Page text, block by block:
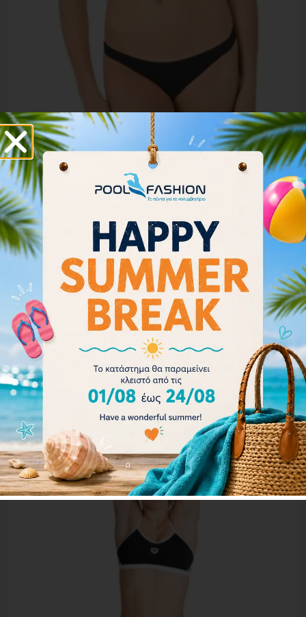
Arena Women Bikini Bottom Brief Rulebreaker Free
001112-503
32.00
28.80 €
Επιλογή